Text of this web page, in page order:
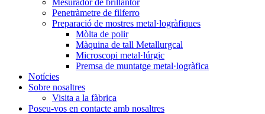
Mesurador de brillantor
Penetràmetre de filferro
Preparació de mostres metal·logràfiques
Mòlta de polir
Màquina de tall Metallurgcal
Microscopi metal·lúrgic
Premsa de muntatge metal·logràfica
Notícies
Sobre nosaltres
Visita a la fàbrica
Poseu-vos en contacte amb nosaltres